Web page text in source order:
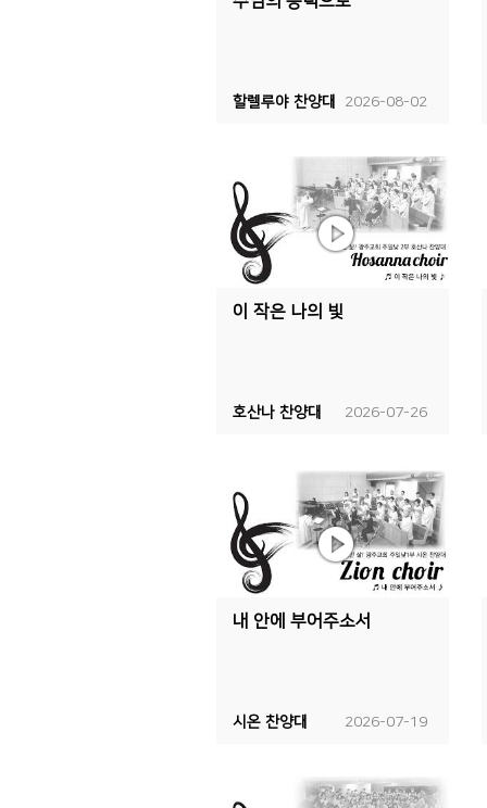
2026-08-02
할렐루야 찬양대
이 작은 나의 빛
2026-07-26
호산나 찬양대
내 안에 부어주소서
2026-07-19
시온 찬양대